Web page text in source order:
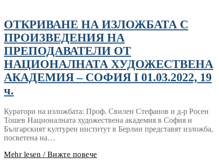
ОТКРИВАНЕ НА ИЗЛОЖБАТА С
ПРОИЗВЕДЕНИЯ НА
ПРЕПОДАВАТЕЛИ ОТ
НАЦИОНАЛНАТА ХУДОЖЕСТВЕНА
АКАДЕМИЯ – СОФИЯ I 01.03.2022, 19
ч.
Куратори на изложбата: Проф. Свилен Стефанов и д-р Росен
Тошев Националната художествена академия в София и
Българският културен институт в Берлин представят изложба,
посветена на…
Mehr lesen / Вижте повече